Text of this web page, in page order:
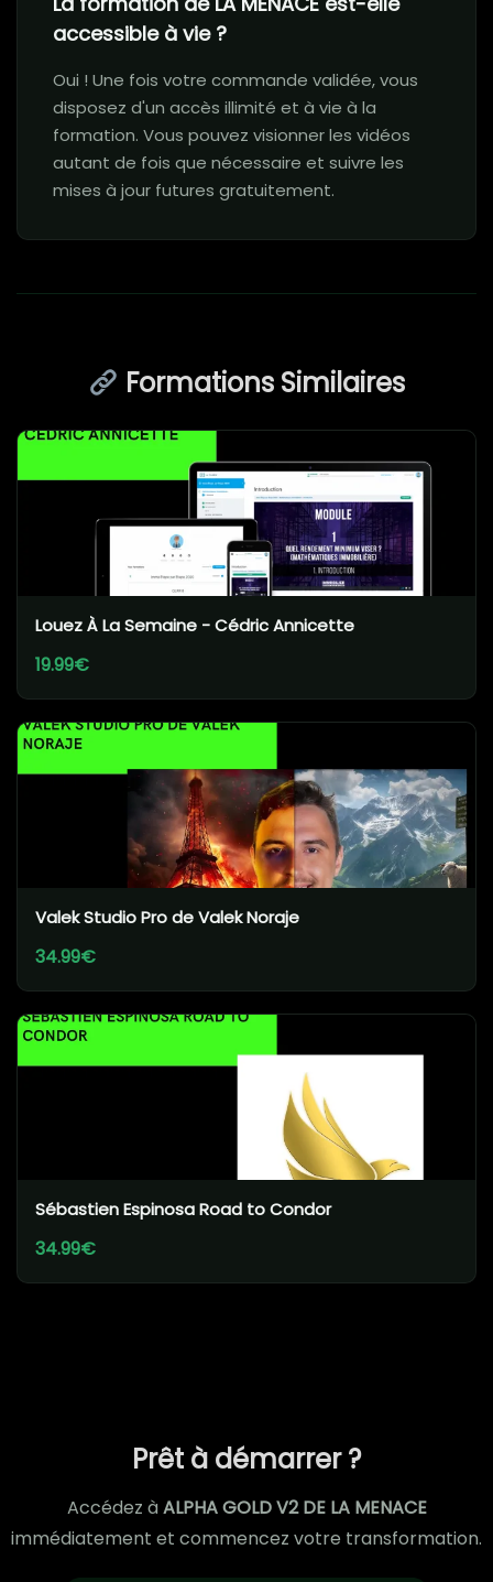
accessible à vie ?
Oui ! Une fois votre commande validée, vous
disposez d'un accès illimité et à vie à la
formation. Vous pouvez visionner les vidéos
autant de fois que nécessaire et suivre les
mises à jour futures gratuitement.
Formations Similaires
Louez À La Semaine - Cédric Annicette
19.99€
Valek Studio Pro de Valek Noraje
34.99€
Sébastien Espinosa Road to Condor
34.99€
Prêt à démarrer ?
Accédez àALPHA GOLD V2 DE LA MENACE
immédiatement et commencez votre transformation.